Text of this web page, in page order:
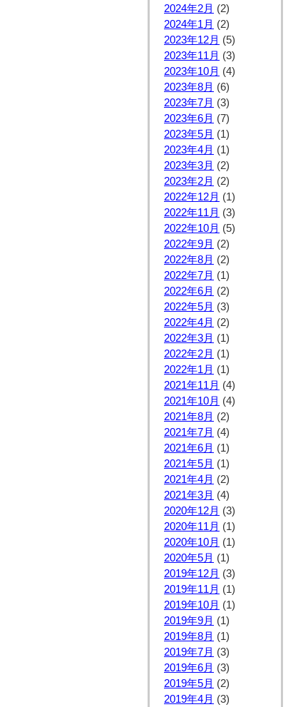
2024年2月 (2)
2024年1月 (2)
2023年12月 (5)
2023年11月 (3)
2023年10月 (4)
2023年8月 (6)
2023年7月 (3)
2023年6月 (7)
2023年5月 (1)
2023年4月 (1)
2023年3月 (2)
2023年2月 (2)
2022年12月 (1)
2022年11月 (3)
2022年10月 (5)
2022年9月 (2)
2022年8月 (2)
2022年7月 (1)
2022年6月 (2)
2022年5月 (3)
2022年4月 (2)
2022年3月 (1)
2022年2月 (1)
2022年1月 (1)
2021年11月 (4)
2021年10月 (4)
2021年8月 (2)
2021年7月 (4)
2021年6月 (1)
2021年5月 (1)
2021年4月 (2)
2021年3月 (4)
2020年12月 (3)
2020年11月 (1)
2020年10月 (1)
2020年5月 (1)
2019年12月 (3)
2019年11月 (1)
2019年10月 (1)
2019年9月 (1)
2019年8月 (1)
2019年7月 (3)
2019年6月 (3)
2019年5月 (2)
2019年4月 (3)